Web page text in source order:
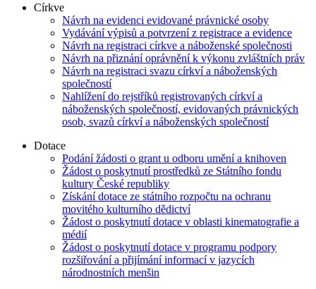
Církve
Návrh na evidenci evidované právnické osoby
Vydávání výpisů a potvrzení z registrace a evidence
Návrh na registraci církve a náboženské společnosti
Návrh na přiznání oprávnění k výkonu zvláštních práv
Návrh na registraci svazu církví a náboženských
společností
Nahlížení do rejstříků registrovaných církví a
náboženských společností, evidovaných právnických
osob, svazů církví a náboženských společností
Dotace
Podání žádosti o grant u odboru umění a knihoven
Žádost o poskytnutí prostředků ze Státního fondu
kultury České republiky
Získání dotace ze státního rozpočtu na ochranu
movitého kulturního dědictví
Žádost o poskytnutí dotace v oblasti kinematografie a
médií
Žádost o poskytnutí dotace v programu podpory
rozšiřování a přijímání informací v jazycích
národnostních menšin